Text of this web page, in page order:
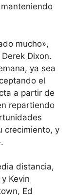
mucho»,
Dixon.
ya sea
el
a partir de
repartiendo
crecimiento, y
distancia,
Kevin
Ed